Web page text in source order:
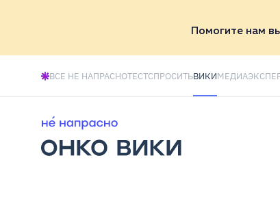
Помогите нам
ВСЕ НЕ НАПРАСНОТЕСТСПРОСИТЬВИКИМЕДИА